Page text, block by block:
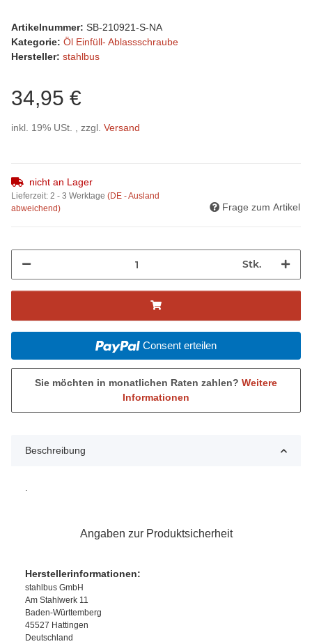
Artikelnummer: SB-210921-S-NA
Kategorie: Öl Einfüll- Ablassschraube
Hersteller: stahlbus
34,95 €
inkl. 19% USt. , zzgl. Versand
nicht an Lager
Lieferzeit: 2 - 3 Werktage (DE - Ausland
abweichend)
Frage zum Artikel
Stk.
Consent erteilen
Sie möchten in monatlichen Raten zahlen? Weitere
Informationen
Beschreibung
Angaben zur Produktsicherheit
Herstellerinformationen:
stahlbus GmbH
Am Stahlwerk 11
Baden-Württemberg
45527 Hattingen
Deutschland